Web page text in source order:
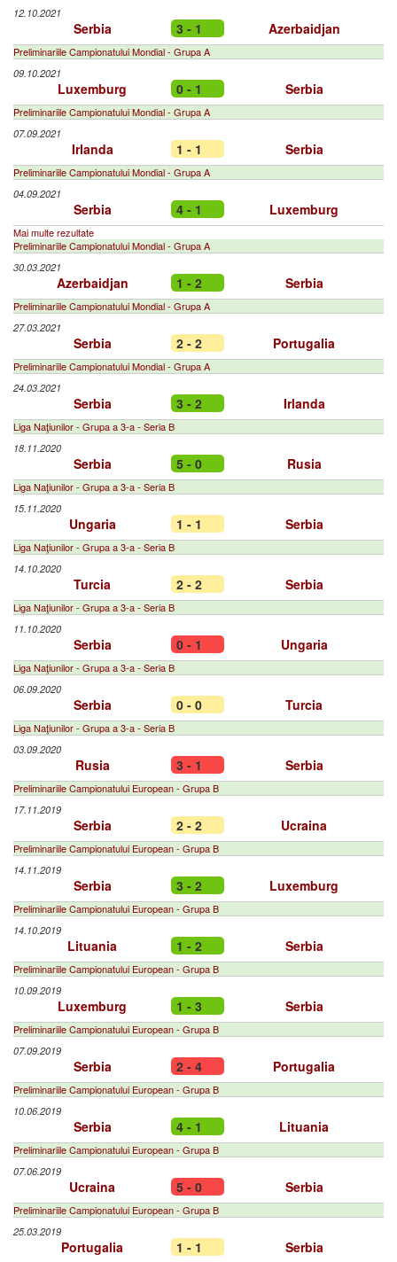
12.10.2021
Serbia 3 - 1 Azerbaidjan
Preliminariile Campionatului Mondial - Grupa A
09.10.2021
Luxemburg 0 - 1 Serbia
Preliminariile Campionatului Mondial - Grupa A
07.09.2021
Irlanda 1 - 1 Serbia
Preliminariile Campionatului Mondial - Grupa A
04.09.2021
Serbia 4 - 1 Luxemburg
Mai multe rezultate
Preliminariile Campionatului Mondial - Grupa A
30.03.2021
Azerbaidjan 1 - 2 Serbia
Preliminariile Campionatului Mondial - Grupa A
27.03.2021
Serbia 2 - 2 Portugalia
Preliminariile Campionatului Mondial - Grupa A
24.03.2021
Serbia 3 - 2 Irlanda
Liga Naţiunilor - Grupa a 3-a - Seria B
18.11.2020
Serbia 5 - 0 Rusia
Liga Naţiunilor - Grupa a 3-a - Seria B
15.11.2020
Ungaria 1 - 1 Serbia
Liga Naţiunilor - Grupa a 3-a - Seria B
14.10.2020
Turcia 2 - 2 Serbia
Liga Naţiunilor - Grupa a 3-a - Seria B
11.10.2020
Serbia 0 - 1 Ungaria
Liga Naţiunilor - Grupa a 3-a - Seria B
06.09.2020
Serbia 0 - 0 Turcia
Liga Naţiunilor - Grupa a 3-a - Seria B
03.09.2020
Rusia 3 - 1 Serbia
Preliminariile Campionatului European - Grupa B
17.11.2019
Serbia 2 - 2 Ucraina
Preliminariile Campionatului European - Grupa B
14.11.2019
Serbia 3 - 2 Luxemburg
Preliminariile Campionatului European - Grupa B
14.10.2019
Lituania 1 - 2 Serbia
Preliminariile Campionatului European - Grupa B
10.09.2019
Luxemburg 1 - 3 Serbia
Preliminariile Campionatului European - Grupa B
07.09.2019
Serbia 2 - 4 Portugalia
Preliminariile Campionatului European - Grupa B
10.06.2019
Serbia 4 - 1 Lituania
Preliminariile Campionatului European - Grupa B
07.06.2019
Ucraina 5 - 0 Serbia
Preliminariile Campionatului European - Grupa B
25.03.2019
Portugalia 1 - 1 Serbia